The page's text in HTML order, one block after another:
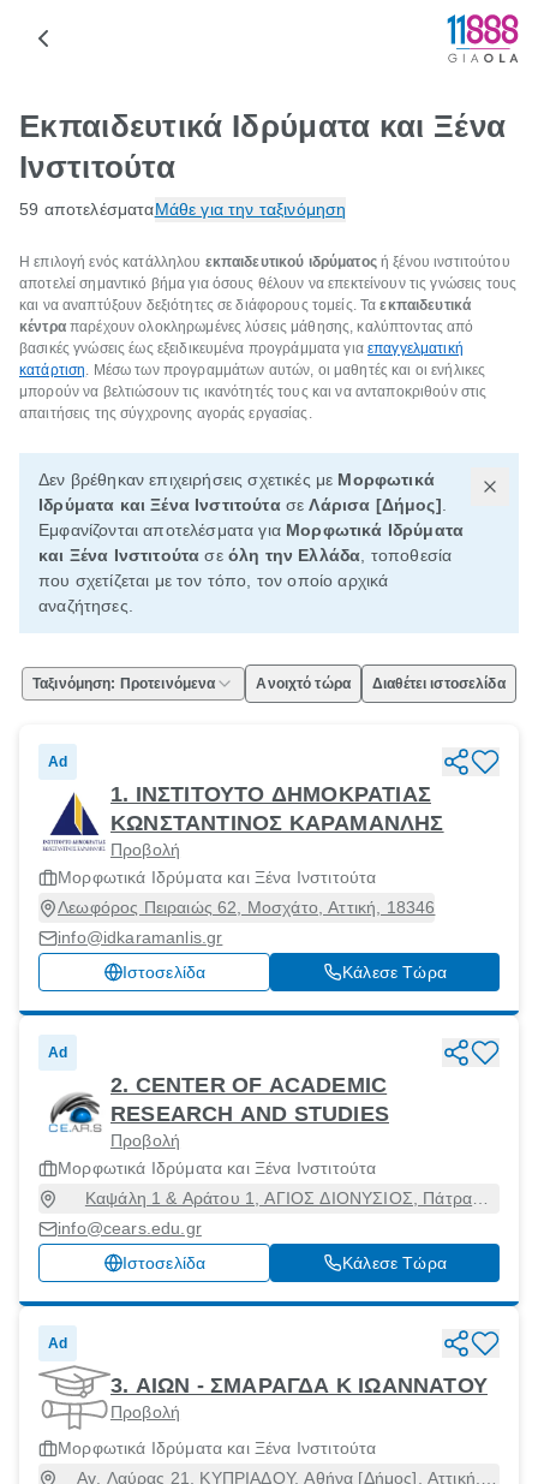
Εκπαιδευτικά Ιδρύματα και Ξένα
Ινστιτούτα
59 αποτελέσματαΜάθε για την ταξινόμηση
Η επιλογή ενός κατάλληλου εκπαιδευτικού ιδρύματοςή ξένου ινστιτούτου
αποτελεί σημαντικό βήμα για όσους θέλουν να επεκτείνουν τις γνώσεις τους
και να αναπτύξουν δεξιότητες σε διάφορους τομείς. Ταεκπαιδευτικά
κέντραπαρέχουν ολοκληρωμένες λύσεις μάθησης, καλύπτοντας από
βασικές γνώσεις έως εξειδικευμένα προγράμματα γιαεπαγγελματική
κατάρτιση. Μέσω των προγραμμάτων αυτών, οι μαθητές και οι ενήλικες
μπορούν να βελτιώσουν τις ικανότητές τους και να ανταποκριθούν στις
απαιτήσεις της σύγχρονης αγοράς εργασίας.
Δεν βρέθηκαν επιχειρήσεις σχετικές με Μορφωτικά
Ιδρύματα και Ξένα ΙνστιτούτασεΛάρισα [Δήμος]
Εμφανίζονται αποτελέσματα για Μορφωτικά Ιδρύματα
και Ξένα Ινστιτούτα σε όλη την Ελλάδα , τοποθεσία
που σχετίζεται με τον τόπο, τον οποίο αρχικά
αναζήτησες.
Ταξινόμηση: Προτεινόμενα Ανοιχτό τώρα Διαθέτει ιστοσελίδα
Ad
1. ΙΝΣΤΙΤΟΥΤΟ ΔΗΜΟΚΡΑΤΙΑΣ
ΚΩΝΣΤΑΝΤΙΝΟΣ ΚΑΡΑΜΑΝΛΗΣ
Προβολή
Μορφωτικά Ιδρύματα και Ξένα Ινστιτούτα
Λεωφόρος Πειραιώς 62, Μοσχάτο, Αττική, 18346
info@idkaramanlis.gr
Ιστοσελίδα
Κάλεσε Τώρα
Ad
2. CENTER OF ACADEMIC
RESEARCH AND STUDIES
Προβολή
Μορφωτικά Ιδρύματα και Ξένα Ινστιτούτα
Καψάλη 1 & Αράτου 1, ΑΓΙΟΣ ΔΙΟΝΥΣΙΟΣ, Πάτρα
[Δήμος], Αχαϊα, 26223
info@cears.edu.gr
Ιστοσελίδα
Κάλεσε Τώρα
Ad
3. ΑΙΩΝ - ΣΜΑΡΑΓΔΑ Κ ΙΩΑΝΝΑΤΟΥ
Προβολή
Μορφωτικά Ιδρύματα και Ξένα Ινστιτούτα
Αγ. Λαύρας 21, ΚΥΠΡΙΑΔΟΥ, Αθήνα [Δήμος], Αττική,